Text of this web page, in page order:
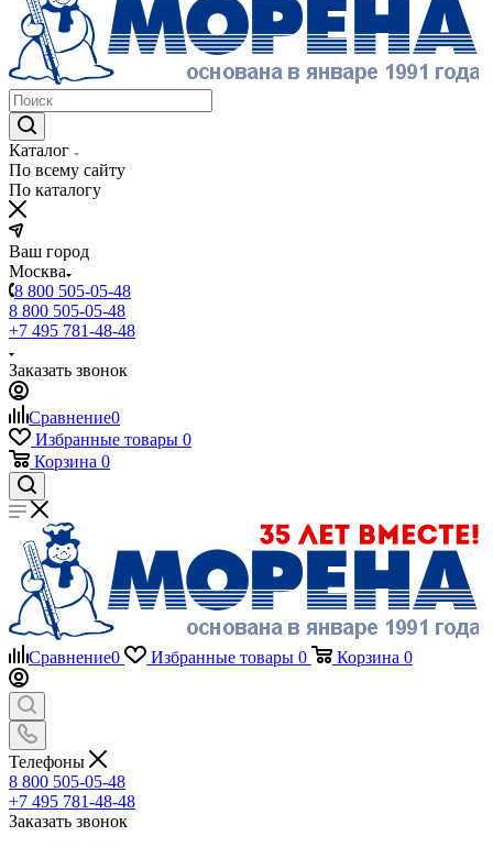
Каталог
По всему сайту
По каталогу
Ваш город
Москва
8 800 505-05-48
8 800 505-05-48
+7 495 781-48-48
Заказать звонок
Сравнение0
Избранные товары 0
Корзина 0
Сравнение0 Избранные товары 0 Корзина 0
Телефоны
8 800 505-05-48
+7 495 781-48-48
Заказать звонок